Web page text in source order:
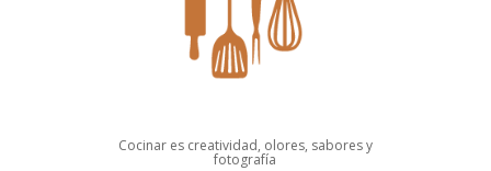
Cocinar es creatividad, olores, sabores y
fotografía